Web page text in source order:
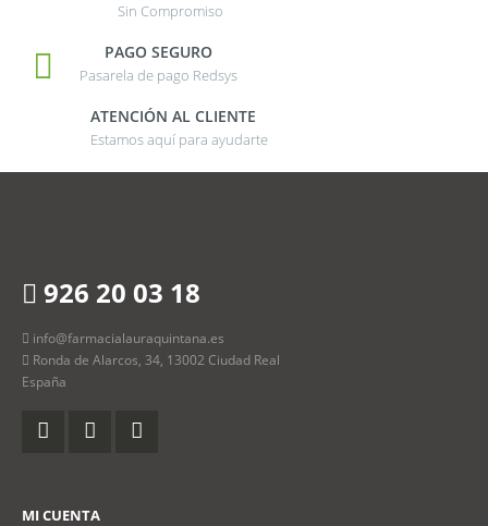
Sin Compromiso
PAGO SEGURO
Pasarela de pago Redsys
ATENCIÓN AL CLIENTE
Estamos aquí para ayudarte
926 20 03 18
info@farmacialauraquintana.es
Ronda de Alarcos, 34, 13002 Ciudad Real
España
MI CUENTA